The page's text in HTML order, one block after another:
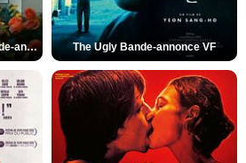
Des Fleurs pour Tokyo Bande-annonce VO STFR The Ugly Bande-annonce VF